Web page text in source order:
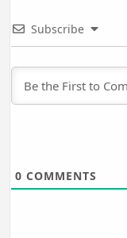
Subscribe
0 COMMENTS